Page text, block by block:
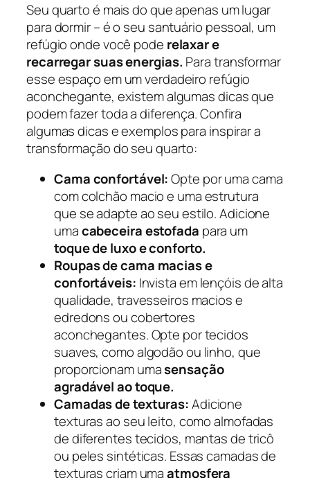
Seu quarto é mais do que apenas um lugar
para dormir – é o seu santuário pessoal, um
refúgio onde você pode relaxar e
recarregar suas energias. Para transformar
esse espaço em um verdadeiro refúgio
aconchegante, existem algumas dicas que
podem fazer toda a diferença. Confira
algumas dicas e exemplos para inspirar a
transformação do seu quarto:
Cama confortável:Opte por uma cama
com colchão macio e uma estrutura
que se adapte ao seu estilo. Adicione
umacabeceira estofada para um
toque de luxo e conforto.
Roupas de cama macias e
confortáveis: Invista em lençóis de alta
qualidade, travesseiros macios e
edredons ou cobertores
aconchegantes. Opte por tecidos
suaves, como algodão ou linho, que
proporcionam umasensação
agradável ao toque.
Camadas de texturas:Adicione
texturas ao seu leito, como almofadas
de diferentes tecidos, mantas de tricô
ou peles sintéticas. Essas camadas de
texturas criam umaatmosfera